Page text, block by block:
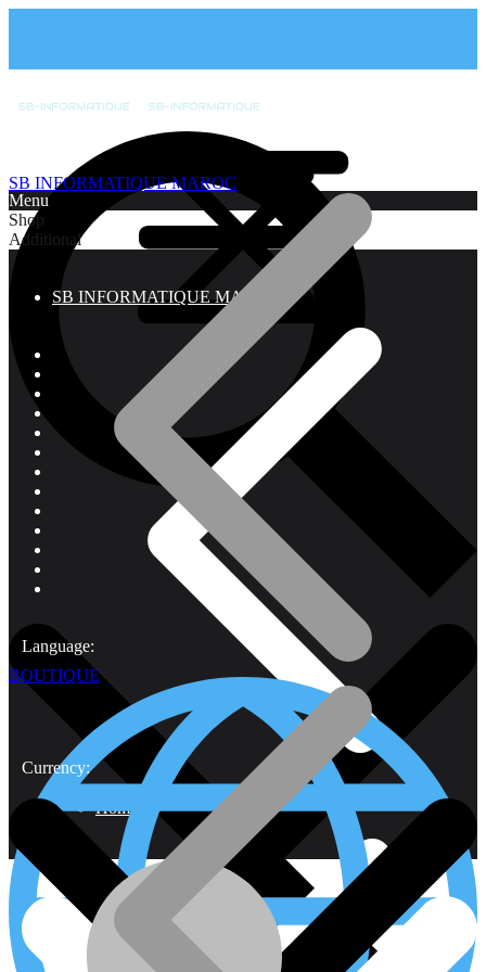
Menu
Shop
Additional
SB INFORMATIQUE MAROC
Home 1
Language:
Currency:
SB INFORMATIQUE MAROC
BOUTIQUE